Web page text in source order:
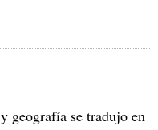
geografía se tradujo en